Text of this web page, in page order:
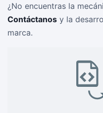
¿No encuentras la
Contáctanos y la
marca.